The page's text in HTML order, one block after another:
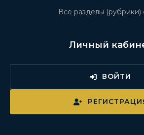
Все разделы (рубрики)
Личный
ВОЙТИ